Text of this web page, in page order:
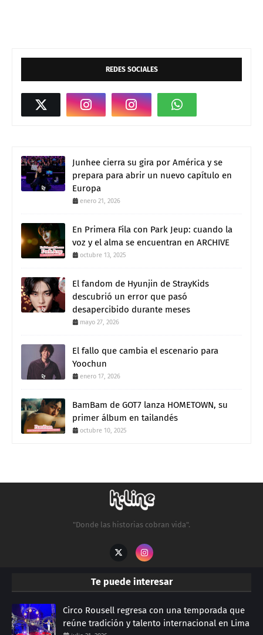
REDES SOCIALES
Junhee cierra su gira por América y se
prepara para abrir un nuevo capítulo en
Europa
enero 21, 2026
En Primera Fila con Park Jeup: cuando la
voz y el alma se encuentran en ARCHIVE
octubre 13, 2025
El fandom de Hyunjin de StrayKids
descubrió un error que pasó
desapercibido durante meses
mayo 27, 2026
El fallo que cambia el escenario para
Yoochun
enero 17, 2026
BamBam de GOT7 lanza HOMETOWN, su
primer álbum en tailandés
octubre 10, 2025
"Donde las historias cobran vida".
Te puede interesar
Circo Rousell regresa con una temporada que
reúne tradición y talento internacional en Lima